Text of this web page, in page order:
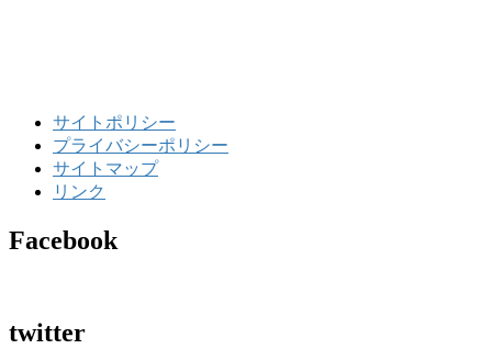
サイトポリシー
プライバシーポリシー
サイトマップ
リンク
Facebook
twitter